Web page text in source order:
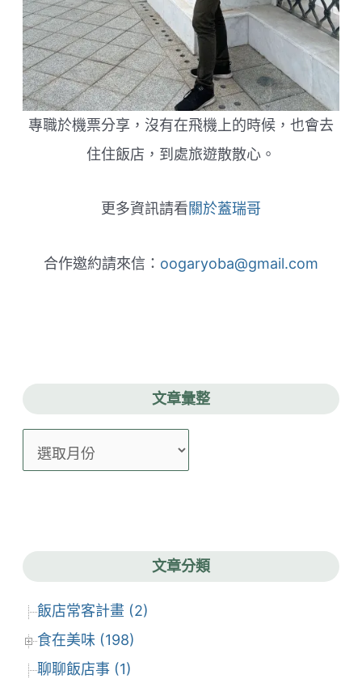
專職於機票分享，沒有在飛機上的時候，也會去
住住飯店，到處旅遊散散心。
更多資訊請看關於蓋瑞哥
合作邀約請來信： oogaryoba@gmail.com
文章彙整
章
文章分類
飯店常客計畫 (2)
食在美味 (198)
聊聊飯店事 (1)